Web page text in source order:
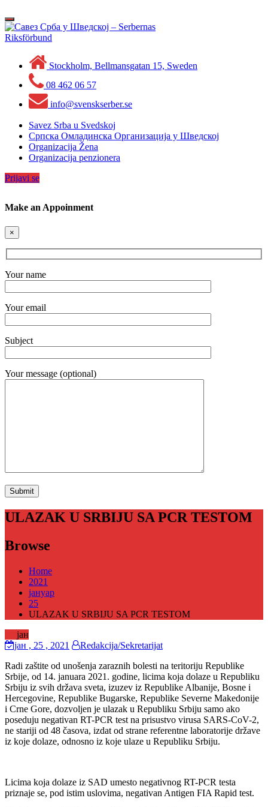
to
content
Toggle
navigation
Stockholm, Bellmansgatan 15, Sweden
08 462 06 57
info@svenskserber.se
Savez Srba u Svedskoj
Српска Омладинска Организација у Шведској
Organizacija Žena
Organizacija penzionera
Prijavi se
Make an Appoinment
×
Your name
Your email
Subject
Your message (optional)
ULAZAK U SRBIJU SA PCR TESTOM
Browse
Home
2021
јануар
25
ULAZAK U SRBIJU SA PCR TESTOM
јан
јан , 25 , 2021
Redakcija/Sekretarijat
Radi zaštite od unošenja zaraznih bolesti na teritoriju Republike
Srbije, od 14. januara 2021. godine, licima koja dolaze u Republiku
Srbiju iz svih država sveta, izuzev iz Republike Albanije, Bosne i
Hercegovine, Republike Bugarske, Republike Severne Makedonije
i Crne Gore, dozvoljen je ulazak u Republiku Srbiju samo ako
poseduju negativan RT-PCR test na prisustvo virusa SARS-CoV-2,
ne stariji od 48 časova, izdat od strane referentne laboratorije države
iz koje dolaze, odnosno iz koje ulaze u Republiku Srbiju.
Licima koja dolaze iz SAD umesto negativnog RT-PCR testa
priznaje se, pod istim uslovima, negativan Antigen FIA Rapid test.